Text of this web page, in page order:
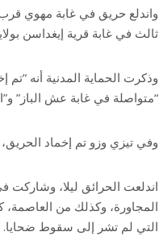
واندلع حريق في غابة مهوي
ثالث في غابة قرية إيغداسن
وذكرت الحماية المدنية أنه
“متواصلة في غابة عش الباز”
وفي تيزي وزو تم إخماد
اندلعت الحرائق ليلا،
المجاورة، وكذلك من
التي لم تشر إلى سقوط ضحايا.